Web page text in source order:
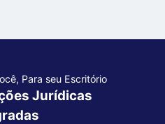
Para seu Escritório
Jurídicas